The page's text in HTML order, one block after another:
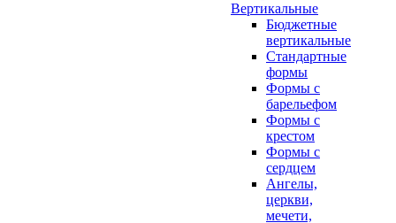
Вертикальные
Бюджетные
вертикальные
Стандартные
формы
Формы с
барельефом
Формы с
крестом
Формы с
сердцем
Ангелы,
церкви,
мечети,